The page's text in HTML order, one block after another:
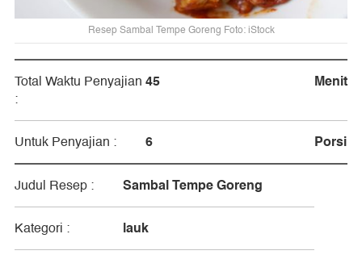
Resep Sambal Tempe Goreng Foto: iStock
Total Waktu Penyajian
:
45 Menit
Untuk Penyajian : 6 Porsi
Judul Resep : Sambal Tempe Goreng
Kategori : lauk